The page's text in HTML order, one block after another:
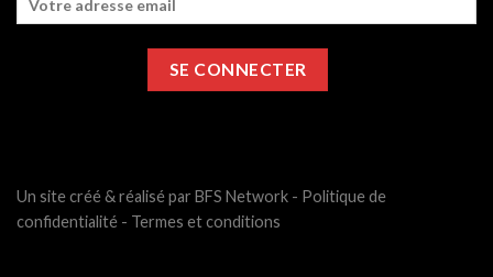
Un site créé & réalisé par BFS Network - Politique de
confidentialité - Termes et conditions